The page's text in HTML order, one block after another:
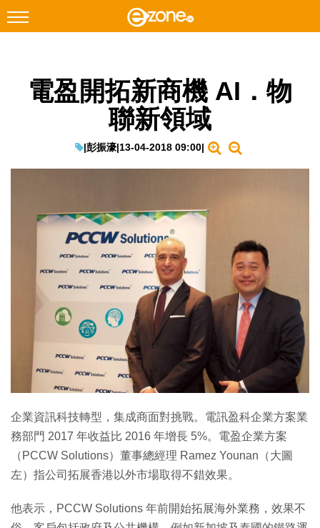
Facebook Instagram
遊戲動漫
EduTech
生成式AI與雲端應用
Enterprise Digital Transformation
電盈開拓新商機 AI．物
聯新領域
|彭振濠|13-04-2018 09:00|
企業資訊科技轉型，集成商面對挑戰。電訊盈科企業方案業
務部門 2017 年收益比 2016 年增長 5%。電盈企業方案
（PCCW Solutions）董事總經理 Ramez Younan（大圖
左）指公司拓展香港以外市場取得不錯效果。
他表示，PCCW Solutions 年前開始拓展海外業務，效果不